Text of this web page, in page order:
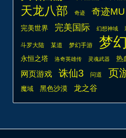
天龙八部 奇迹 奇迹MU
完美世界 完美国际 幻想神域
斗罗大陆 某道 梦幻手游 梦
永恒之塔
洛奇英雄传 灵魂武器 热
网页游戏 诛仙3 问道 页
魔域 黑色沙漠 龙之谷